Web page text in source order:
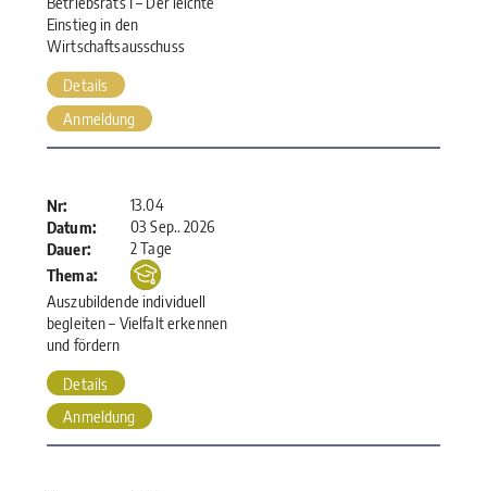
Einstieg in den
Wirtschaftsausschuss
Details
Anmeldung
Nr: 13.04
Thema:
Auszubildende individuell
begleiten – Vielfalt erkennen
und fördern
Details
Anmeldung
Datum:
03 Sep.. 2026
Dauer:
2 Tage